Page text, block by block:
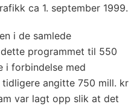
ca 1. september 1999.
i de samlede
programmet til 550
i forbindelse med
angitte 750 mill. kr
var lagt opp slik at det